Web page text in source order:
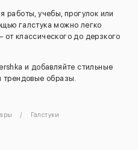
работы, учебы, прогулок или
галстука можно легко
классического до дерзкого
и добавляйте стильные
трендовые образы.
Галстуки